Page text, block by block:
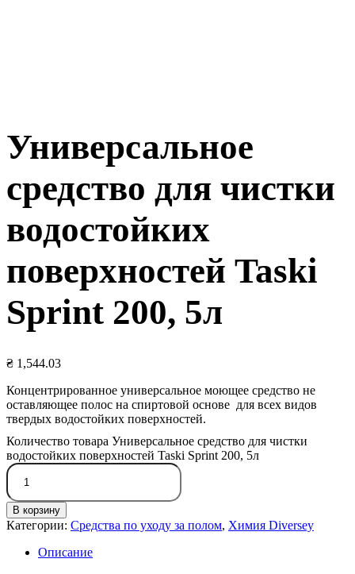
Универсальное
средство для чистки
водостойких
поверхностей Taski
Sprint 200, 5л
₴ 1,544.03
Концентрированное универсальное моющее средство не
оставляющее полос на спиртовой основе для всех видов
твердых водостойких поверхностей.
Количество товара Универсальное средство для чистки
водостойких поверхностей Taski Sprint 200, 5л
В корзину
Категории: Средства по уходу за полом, Химия Diversey
Описание